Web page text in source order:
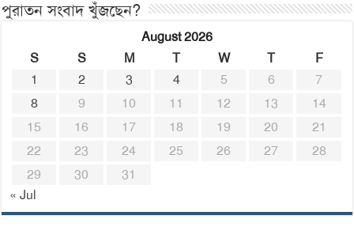
পুরাতন সংবাদ খুঁজছেন?
August 2026
S
S M T W T
F
1
2 3 4 5 6
7
8
9 10 11 12 13
14
15
16 17 18 19 20
21
22
23 24 25 26 27
28
29
30
31
« Jul